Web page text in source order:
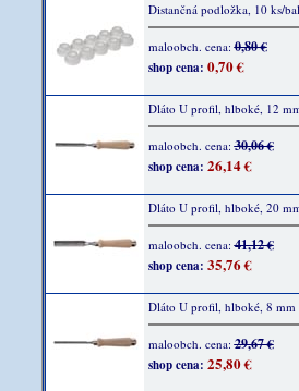
Distančná podložka, 10 ks/bal
maloobch. cena:0,80 €
shop cena: 0,70 €
Dláto U profil, hlboké, 12
maloobch. cena:30,06 €
shop cena: 26,14 €
Dláto U profil, hlboké, 20
maloobch. cena:41,12 €
shop cena: 35,76 €
Dláto U profil, hlboké, 8 mm
maloobch. cena:29,67 €
shop cena: 25,80 €